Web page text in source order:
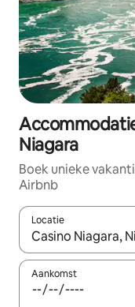
Niagara
Boek unieke
Airbnb
Locatie
Wanneer er
Aankomst